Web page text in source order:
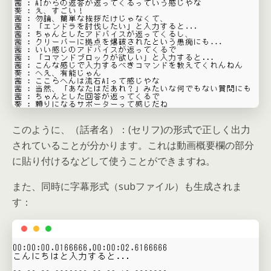
このように、（話者名）：(セリフ)の形式で正しく出力
されていることが分かります。これは動画概要欄の部分
に貼り付けるなどして使うことができますね。
また、同時に字幕形式（subファイル）も生成されま
す：